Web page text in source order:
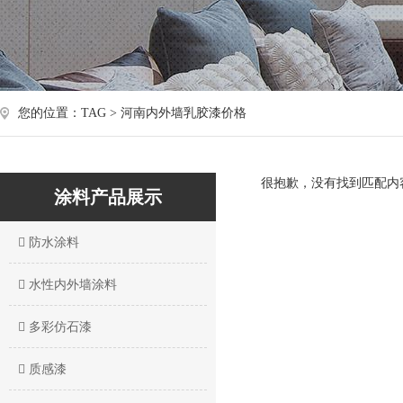
您的位置：TAG > 河南内外墙乳胶漆价格
涂料产品展示
防水涂料
水性内外墙涂料
多彩仿石漆
质感漆
很抱歉，没有找到匹配内